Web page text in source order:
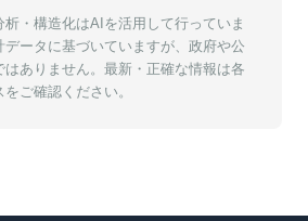
・構造化はAIを活用して行っていま
ータに基づいていますが、政府や公
はありません。最新・正確な情報は各
ご確認ください。